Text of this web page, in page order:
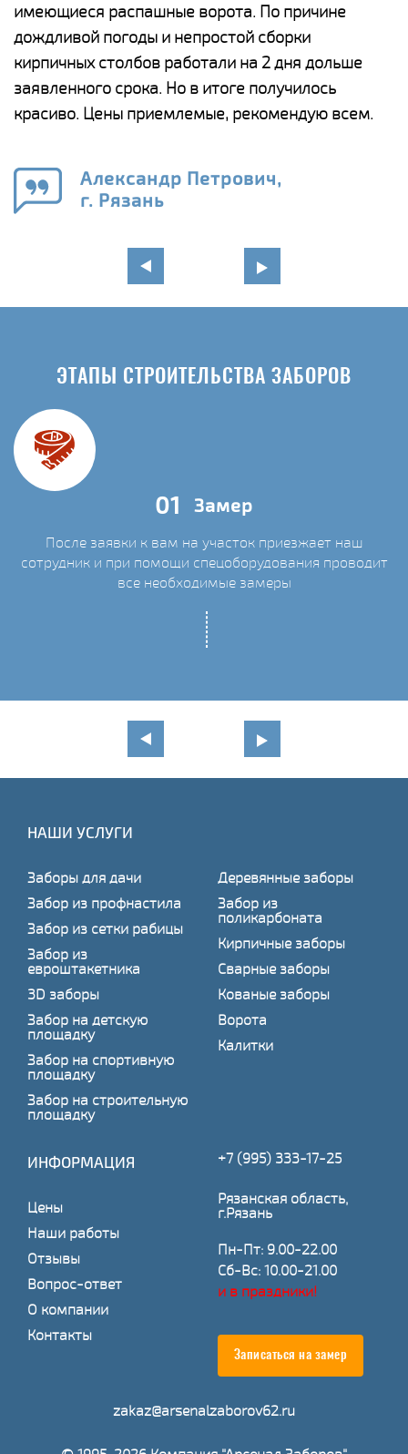
имеющиеся распашные ворота. По причине
дождливой погоды и непростой сборки
кирпичных столбов работали на 2 дня дольше
заявленного срока. Но в итоге получилось
красиво. Цены приемлемые, рекомендую всем.
Александр Петрович,
г. Рязань
ЭТАПЫ СТРОИТЕЛЬСТВА ЗАБОРОВ
01 Замер
После заявки к вам на участок приезжает наш
сотрудник и при помощи спецоборудования проводит
все необходимые замеры
НАШИ УСЛУГИ
Заборы для дачи
Забор из профнастила
Забор из сетки рабицы
Забор из
евроштакетника
3D заборы
Забор на детскую
площадку
Забор на спортивную
площадку
Забор на строительную
площадку
Деревянные заборы
Забор из
поликарбоната
Кирпичные заборы
Сварные заборы
Кованые заборы
Ворота
Калитки
ИНФОРМАЦИЯ
Цены
Наши работы
Отзывы
Вопрос-ответ
О компании
Контакты
+7 (995) 333-17-25
Рязанская область,
г.Рязань
Пн-Пт: 9.00-22.00
Сб-Вс: 10.00-21.00
и в праздники!
Записаться на замер
zakaz@arsenalzaborov62.ru